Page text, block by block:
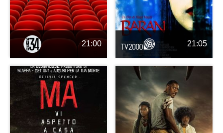
21:00 21:05